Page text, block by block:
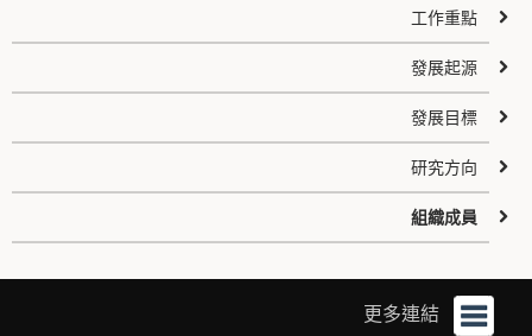
工作重點
發展起源
發展目標
研究方向
組織成員
更多連結